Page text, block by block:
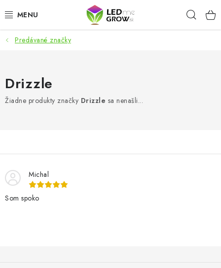
na
AKCIE
SMART GARDEN
Hodnotenie obchodu
Predávané značky
Drizzle
Žiadne produkty značky Drizzle sa nenašli...
Michal
Som spoko